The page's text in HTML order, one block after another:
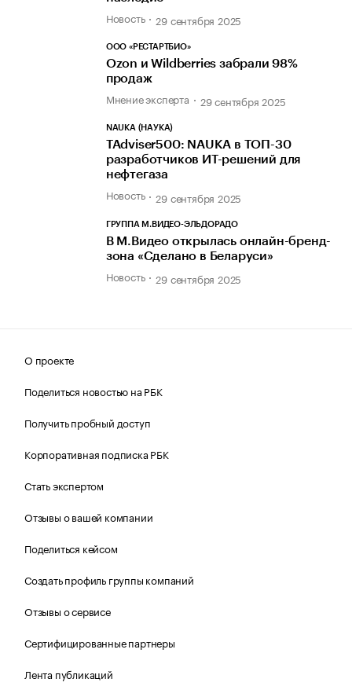
Новость 29 сентября 2025
ООО «РЕСТАРТБИО»
Ozon и Wildberries забрали 98%
продаж
Мнение эксперта 29 сентября 2025
NAUKA (НАУКА)
TAdviser500: NAUKA в ТОП-30
разработчиков ИТ-решений для
нефтегаза
Новость 29 сентября 2025
ГРУППА М.ВИДЕО-ЭЛЬДОРАДО
В М.Видео открылась онлайн-бренд-
зона «Сделано в Беларуси»
Новость 29 сентября 2025
О проекте
Поделиться новостью на РБК
Получить пробный доступ
Корпоративная подписка РБК
Стать экспертом
Отзывы о вашей компании
Поделиться кейсом
Создать профиль группы компаний
Отзывы о сервисе
Сертифицированные партнеры
Лента публикаций